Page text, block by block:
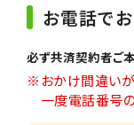
お電話で
必ず共済契約者ご
※おかけ間違いが
一度電話番号